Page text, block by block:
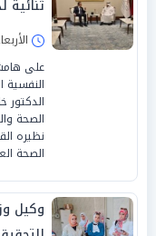
ثنائية
الأربعاء 01/أكتوبر/2025
على
النفسية
الدكتور
الصحة
نظيره
الصحة
وكيل